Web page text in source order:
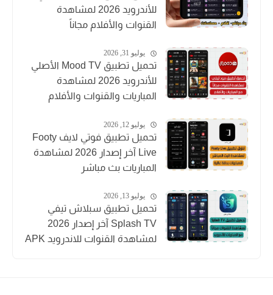
للأندرويد 2026 لمشاهدة
القنوات والأفلام مجاناً
يوليو 31, 2026
تحميل تطبيق Mood TV الأصلي
للأندرويد 2026 لمشاهدة
المباريات والقنوات والأفلام
يوليو 12, 2026
تحميل تطبيق فوتي لايف Footy
Live آخر إصدار 2026 لمشاهدة
المباريات بث مباشر
يوليو 13, 2026
تحميل تطبيق سبلاش تيفي
Splash TV آخر إصدار 2026
لمشاهدة القنوات للاندرويد APK